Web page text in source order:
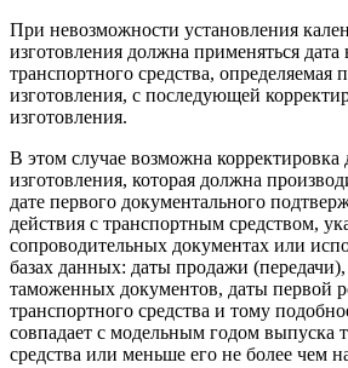
При невозможности установления
изготовления должна применяться дата
транспортного средства, определяемая
изготовления, с последующей
изготовления.
В этом случае возможна корректировка
изготовления, которая должна
дате первого документального
действия с транспортным средством,
сопроводительных документах или
базах данных: даты продажи
таможенных документов, даты первой
транспортного средства и тому
совпадает с модельным годом выпуска
средства или меньше его не более чем